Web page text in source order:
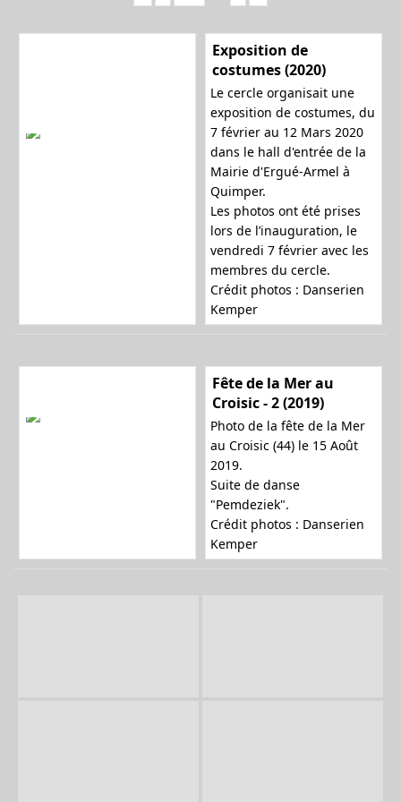
Exposition de
costumes (2020)
Le cercle organisait une
exposition de costumes, du
7 février au 12 Mars 2020
dans le hall d'entrée de la
Mairie d'Ergué-Armel à
Quimper.
Les photos ont été prises
lors de l’inauguration, le
vendredi 7 février avec les
membres du cercle.
Crédit photos : Danserien
Kemper
Fête de la Mer au
Croisic - 2 (2019)
Photo de la fête de la Mer
au Croisic (44) le 15 Août
2019.
Suite de danse
"Pemdeziek".
Crédit photos : Danserien
Kemper